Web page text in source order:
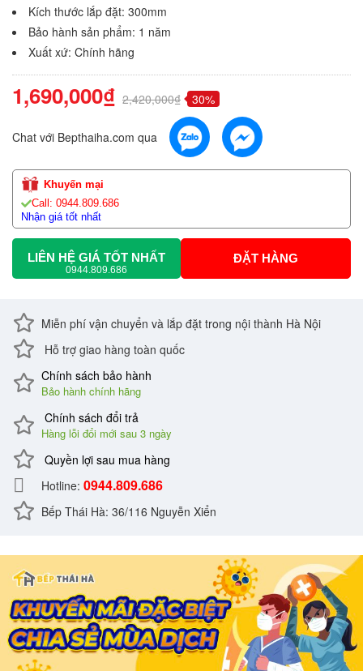
Kích thước lắp đặt: 300mm
Bảo hành sản phẩm: 1 năm
Xuất xứ: Chính hãng
1,690,000₫ 2,420,000₫ 30%
Chat với Bepthaiha.com qua
Khuyến mại
Call: 0944.809.686
Nhận giá tốt nhất
LIÊN HỆ GIÁ TỐT NHẤT
0944.809.686
ĐẶT HÀNG
Miễn phí vận chuyển và lắp đặt trong nội thành Hà Nội
Hỗ trợ giao hàng toàn quốc
Chính sách bảo hành
Bảo hành chính hãng
Chính sách đổi trả
Hàng lỗi đổi mới sau 3 ngày
Quyền lợi sau mua hàng
Hotline: 0944.809.686
Bếp Thái Hà: 36/116 Nguyễn Xiển